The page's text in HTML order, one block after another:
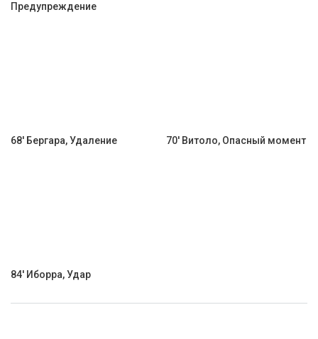
Предупреждение
68' Бергара, Удаление 70' Витоло, Опасный момент
84' Иборра, Удар